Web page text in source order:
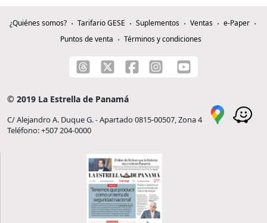
¿Quiénes somos? Tarifario GESE Suplementos Ventas
e-Paper
Puntos de venta
Términos y condiciones
© 2019 La Estrella de Panamá
C/ Alejandro A. Duque G. - Apartado 0815-00507, Zona 4
Teléfono: +507 204-0000